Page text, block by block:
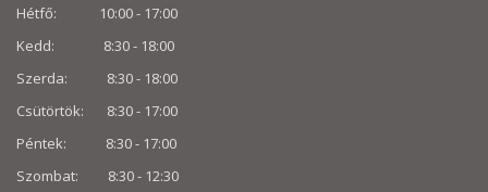
Hétfő: 10:00 - 17:00
Kedd: 8:30 - 18:00
Szerda: 8:30 - 18:00
Csütörtök: 8:30 - 17:00
Péntek: 8:30 - 17:00
Szombat: 8:30 - 12:30